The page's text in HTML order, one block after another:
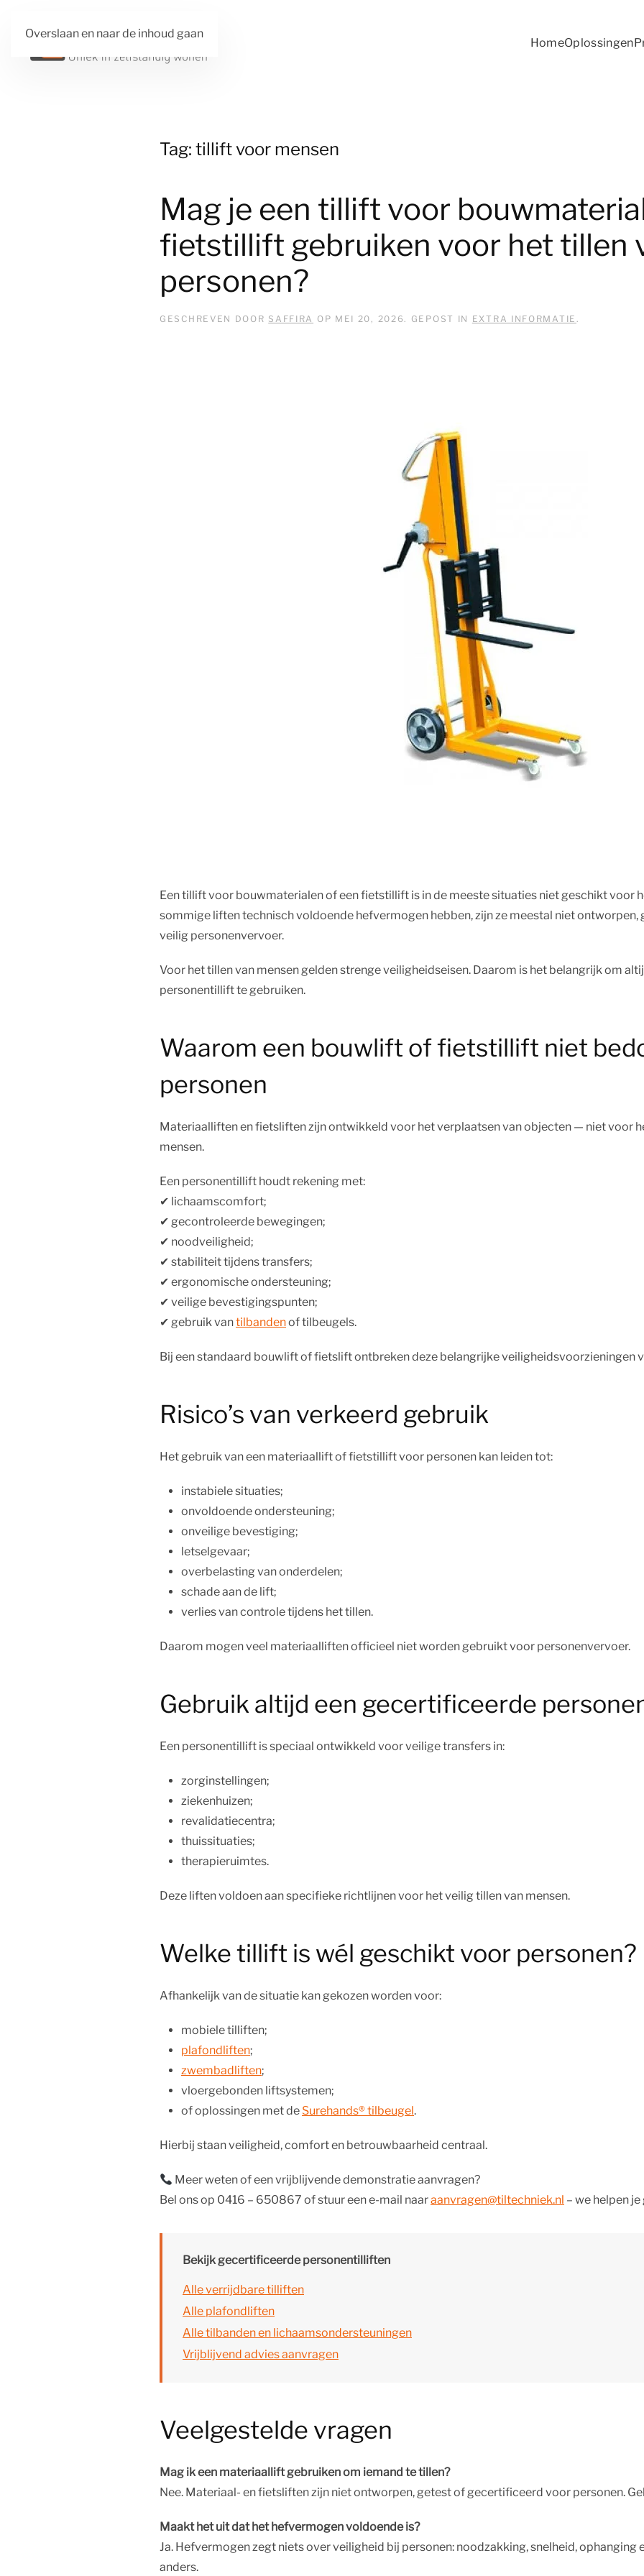
Overslaan en naar de inhoud gaan
HomeOplossingen
Tag: tillift voor mensen
Mag je een tillift voor
fietstillift gebruiken voor het tillen
personen?
GESCHREVEN DOOR SAFFIRA OP MEI 20, 2026. GEPOST IN EXTRA INFORMATIE .
Een tillift voor bouwmaterialen of een fietstillift is in de meeste situaties niet geschikt voor
sommige liften technisch voldoende hefvermogen hebben, zijn ze meestal niet
veilig personenvervoer.
Voor het tillen van mensen gelden strenge veiligheidseisen. Daarom is het belangrijk om
personentillift te gebruiken.
Waarom een bouwlift of fietstillift niet
personen
Materiaalliften en fietsliften zijn ontwikkeld voor het verplaatsen van objecten — niet voor
mensen.
Een personentillift houdt rekening met:
✔︎ lichaamscomfort;
✔︎ gecontroleerde bewegingen;
✔︎ noodveiligheid;
✔︎ stabiliteit tijdens transfers;
✔︎ ergonomische ondersteuning;
✔︎ veilige bevestigingspunten;
✔︎ gebruik vantilbandenof tilbeugels.
Bij een standaard bouwlift of fietslift ontbreken deze belangrijke veiligheidsvoorzieningen
Risico’s van verkeerd gebruik
Het gebruik van een materiaallift of fietstillift voor personen kan leiden tot:
instabiele situaties;
onvoldoende ondersteuning;
onveilige bevestiging;
letselgevaar;
overbelasting van onderdelen;
schade aan de lift;
verlies van controle tijdens het tillen.
Daarom mogen veel materiaalliften officieel niet worden gebruikt voor personenvervoer.
Gebruik altijd een gecertificeerde
Een personentillift is speciaal ontwikkeld voor veilige transfers in:
zorginstellingen;
ziekenhuizen;
revalidatiecentra;
thuissituaties;
therapieruimtes.
Deze liften voldoen aan specifieke richtlijnen voor het veilig tillen van mensen.
Welke tillift is wél geschikt voor personen?
Afhankelijk van de situatie kan gekozen worden voor:
mobiele tilliften;
plafondliften;
zwembadliften;
vloergebonden liftsystemen;
of oplossingen met de Surehands® tilbeugel.
Hierbij staan veiligheid, comfort en betrouwbaarheid centraal.
Meer weten of een vrijblijvende demonstratie aanvragen?
Bel ons op 0416 – 650867 of stuur een e-mail naaraanvragen@tiltechniek.nl – we helpen
Bekijk gecertificeerde personentilliften
Alle verrijdbare tilliften
Alle plafondliften
Alle tilbanden en lichaamsondersteuningen
Vrijblijvend advies aanvragen
Veelgestelde vragen
Mag ik een materiaallift gebruiken om iemand te tillen?
Nee. Materiaal- en fietsliften zijn niet ontworpen, getest of gecertificeerd voor personen.
Maakt het uit dat het hefvermogen voldoende is?
Ja. Hefvermogen zegt niets over veiligheid bij personen: noodzakking, snelheid, ophanging
anders.